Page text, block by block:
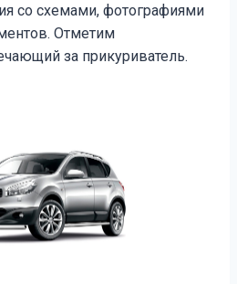
со схемами, фотографиями
Отметим
за прикуриватель.